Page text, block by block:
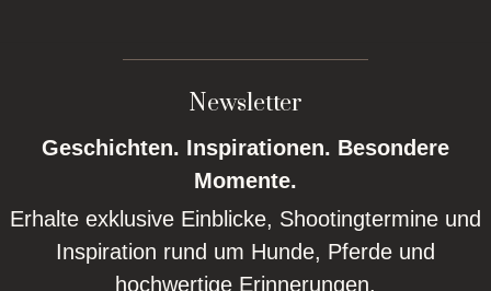
Newsletter
Geschichten. Inspirationen. Besondere
Momente.
Erhalte exklusive Einblicke, Shootingtermine und
Inspiration rund um Hunde, Pferde und
hochwertige Erinnerungen.